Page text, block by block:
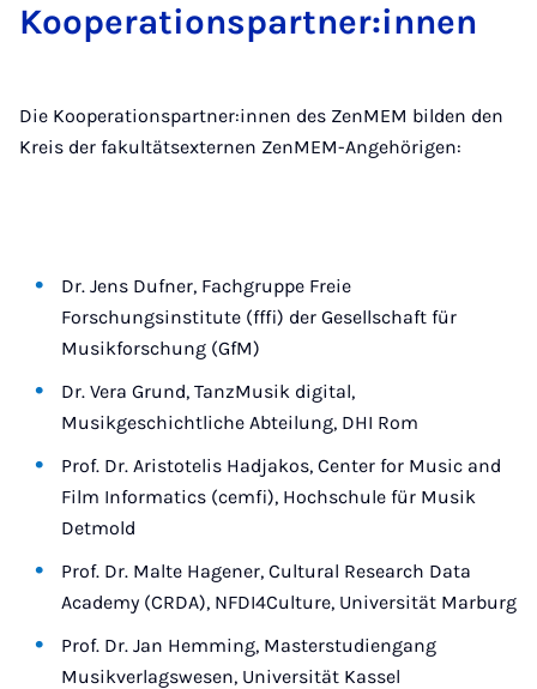
Kooperationspartner:innen
Die Kooperationspartner:innen des ZenMEM bilden den
Kreis der fakultätsexternen ZenMEM-Angehörigen:
Dr. Jens Dufner, Fachgruppe Freie
Forschungsinstitute (fffi) der Gesellschaft für
Musikforschung (GfM)
Dr. Vera Grund, TanzMusik digital,
Musikgeschichtliche Abteilung, DHI Rom
Prof. Dr. Aristotelis Hadjakos, Center for Music and
Film Informatics (cemfi), Hochschule für Musik
Detmold
Prof. Dr. Malte Hagener, Cultural Research Data
Academy (CRDA), NFDI4Culture, Universität Marburg
Prof. Dr. Jan Hemming, Masterstudiengang
Musikverlagswesen, Universität Kassel